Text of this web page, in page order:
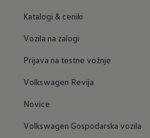
Katalogi & ceniki
Vozila na zalogi
Prijava na testne vožnje
Volkswagen Revija
Novice
Volkswagen Gospodarska vozila